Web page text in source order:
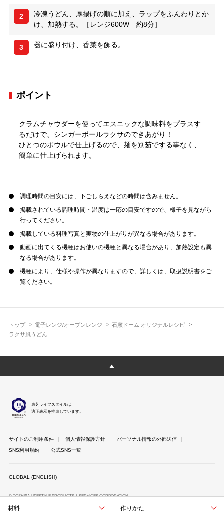
材料 作りかた
トップ 電子レンジ/オーブンレンジ
石窯ドーム オリジナルレシピ
ラクサ風うどん
2
冷凍うどん、厚揚げの順に加え、ラップをふんわりとか
け、加熱する。［レンジ600W 約8分］
3 器に盛り付け、香菜を飾る。
ポイント
クラムチャウダーを使ってエスニックな調味料をプラスす
るだけで、シンガーポールラクサのできあがり！
ひとつのボウルで仕上げるので、麺を別茹でする事なく、
簡単に仕上げられます。
調理時間の目安には、下ごしらえなどの時間は含みません。
掲載されている調理時間・温度は一応の目安ですので、様子を見ながら
行ってください。
掲載している料理写真と実物の仕上がりが異なる場合があります。
動画に出てくる機種はお使いの機種と異なる場合があり、加熱設定も異
なる場合があります。
機種により、仕様や操作が異なりますので、詳しくは、取扱説明書をご
覧ください。
東芝ライフスタイルは、
適正表示を推進しています。
サイトのご利用条件 個人情報保護方針
パーソナル情報の外部送信
SNS利用規約
公式SNS一覧
GLOBAL (ENGLISH)
© TOSHIBA LIFESTYLE PRODUCTS & SERVICES CORPORATION